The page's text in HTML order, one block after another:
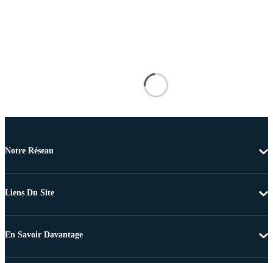
Notre Réseau
Liens Du Site
En Savoir Davantage